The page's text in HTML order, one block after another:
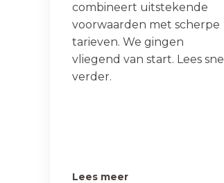
combineert uitstekende
voorwaarden met scherpe
tarieven. We gingen
vliegend van start. Lees snel
verder.
Lees meer